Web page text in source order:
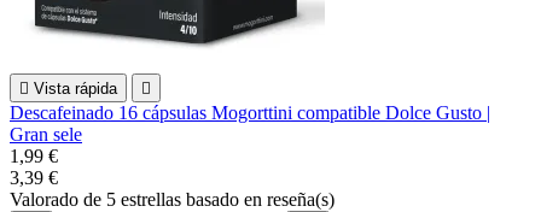
 Vista rápida 
Descafeinado 16 cápsulas Mogorttini compatible Dolce Gusto |
Gran sele
1,99 €
3,39 €
Valorado de 5 estrellas basado en reseña(s)